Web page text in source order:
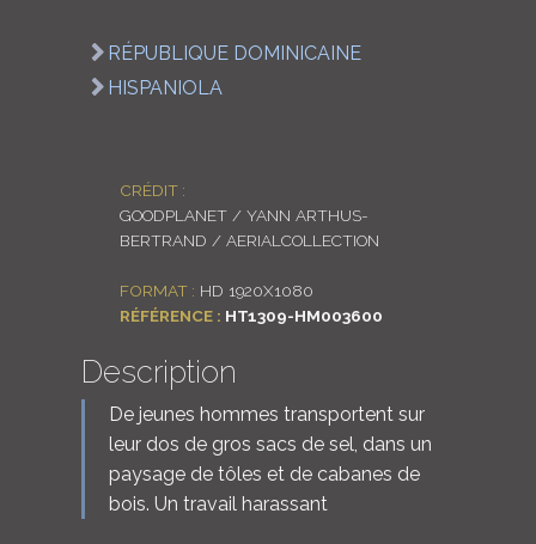
RÉPUBLIQUE DOMINICAINE
HISPANIOLA
CRÉDIT :
GOODPLANET / YANN ARTHUS-
BERTRAND / AERIALCOLLECTION
FORMAT : HD 1920X1080
RÉFÉRENCE : HT1309-HM003600
Description
De jeunes hommes transportent sur
leur dos de gros sacs de sel, dans un
paysage de tôles et de cabanes de
bois. Un travail harassant